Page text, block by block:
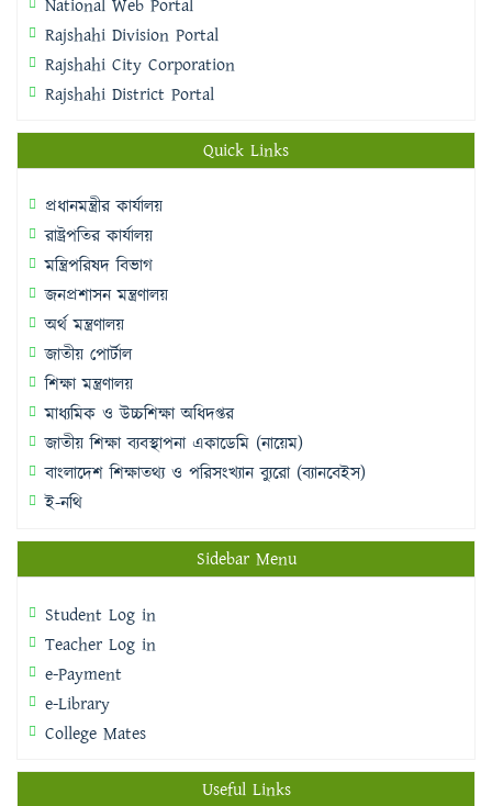
National Web Portal
Rajshahi Division Portal
Rajshahi City Corporation
Rajshahi District Portal
Quick Links
প্রধানমন্ত্রীর কার্যালয়
রাষ্ট্রপতির কার্যালয়
মন্ত্রিপরিষদ বিভাগ
জনপ্রশাসন মন্ত্রণালয়
অর্থ মন্ত্রণালয়
জাতীয় পোর্টাল
শিক্ষা মন্ত্রণালয়
মাধ্যমিক ও উচ্চশিক্ষা অধিদপ্তর
জাতীয় শিক্ষা ব্যবস্থাপনা একাডেমি (নায়েম)
বাংলাদেশ শিক্ষাতথ্য ও পরিসংখ্যান ব্যুরো (ব্যানবেইস)
ই-নথি
Sidebar Menu
Student Log in
Teacher Log in
e-Payment
e-Library
College Mates
Useful Links